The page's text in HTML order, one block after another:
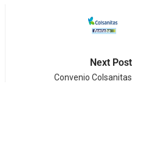
Next Post
Convenio Colsanitas